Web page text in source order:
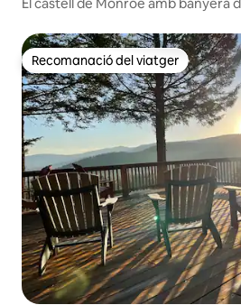
Recomanació del viatger
Recomanació del viatger